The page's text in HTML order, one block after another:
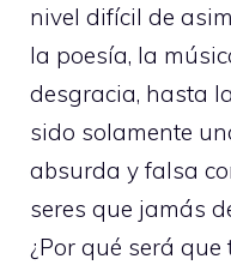
nivel difícil de
la poesía, la
desgracia, hasta
sido solamente
absurda y falsa
seres que jamás
¿Por qué será